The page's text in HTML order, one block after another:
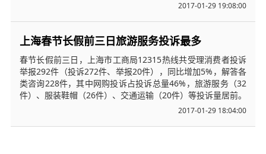
2017-01-29 19:08:00
上海春节长假前三日旅游服务投诉最多
春节长假前三日，上海市工商局12315热线共受理消费者投诉
举报292件（投诉272件、举报20件），同比增加5%，解答各
类咨询228件，其中网购投诉占投诉总量46%，旅游服务（32
件）、服装鞋帽（26件）、交通运输（20件）等投诉量居前。
2017-01-29 18:04:00